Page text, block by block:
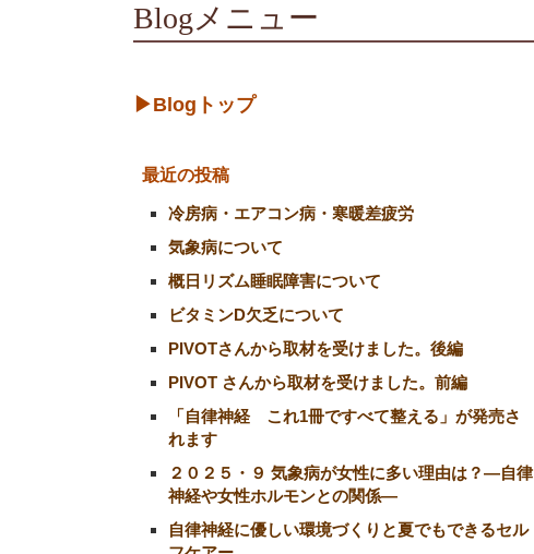
Blogメニュー
▶Blogトップ
最近の投稿
冷房病・エアコン病・寒暖差疲労
気象病について
概日リズム睡眠障害について
ビタミンD欠乏について
PIVOTさんから取材を受けました。後編
PIVOT さんから取材を受けました。前編
「自律神経 これ1冊ですべて整える」が発売さ
れます
２０２５・９ 気象病が女性に多い理由は？―自律
神経や女性ホルモンとの関係―
自律神経に優しい環境づくりと夏でもできるセル